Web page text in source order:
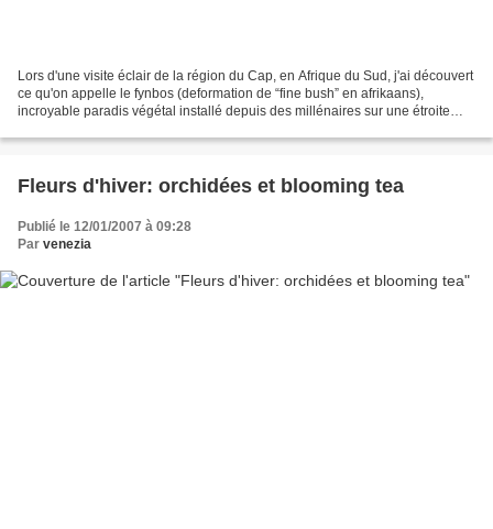
Lors d'une visite éclair de la région du Cap, en Afrique du Sud, j'ai découvert
ce qu'on appelle le fynbos (deformation de “fine bush” en afrikaans),
incroyable paradis végétal installé depuis des millénaires sur une étroite
Fleurs d'hiver: orchidées et blooming tea
Publié le 12/01/2007 à 09:28
Par venezia